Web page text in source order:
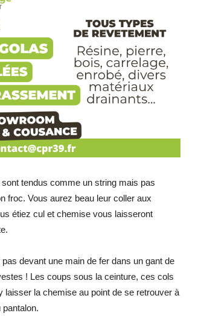
tendus comme un string mais pas
froc. Vous aurez beau leur coller aux
étiez cul et chemise vous laisseront
devant une main de fer dans un gant de
! Les coups sous la ceinture, ces cols
laisser la chemise au point de se retrouver à
pantalon.